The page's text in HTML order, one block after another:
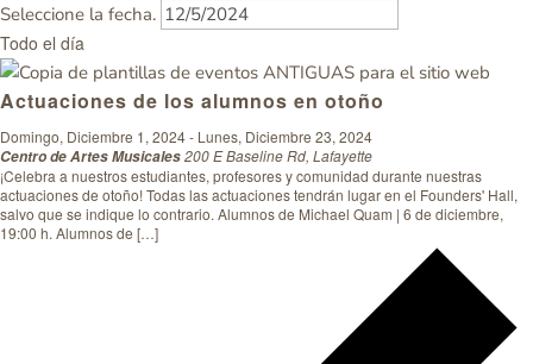
Seleccione la fecha.
Todo el día
Actuaciones de los alumnos en otoño
Domingo, Diciembre 1, 2024- Lunes, Diciembre 23, 2024
Centro de Artes Musicales200 E Baseline Rd, Lafayette
¡Celebra a nuestros estudiantes, profesores y comunidad durante nuestras
actuaciones de otoño! Todas las actuaciones tendrán lugar en el Founders' Hall,
salvo que se indique lo contrario. Alumnos de Michael Quam | 6 de diciembre,
19:00 h. Alumnos de […]